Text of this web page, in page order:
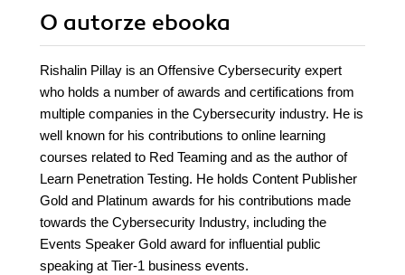
O autorze ebooka
Rishalin Pillay is an Offensive Cybersecurity expert
who holds a number of awards and certifications from
multiple companies in the Cybersecurity industry. He is
well known for his contributions to online learning
courses related to Red Teaming and as the author of
Learn Penetration Testing. He holds Content Publisher
Gold and Platinum awards for his contributions made
towards the Cybersecurity Industry, including the
Events Speaker Gold award for influential public
speaking at Tier-1 business events.